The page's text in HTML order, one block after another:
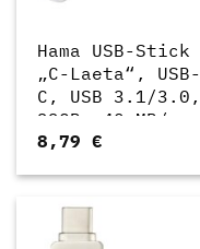
Hama USB-Stick
„C-Laeta“, USB-
C, USB 3.1/3.0,
32GB, 40 MB/s
(00213107)
8,79€